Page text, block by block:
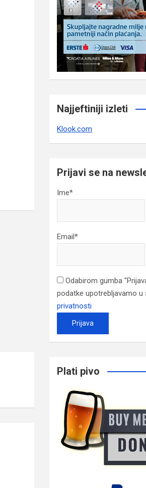
Najjeftiniji izleti
Klook.com
Prijavi se na
Ime*
Email*
Odabirom gumba
podatke upotrebljavamo u
privatnosti
Plati pivo